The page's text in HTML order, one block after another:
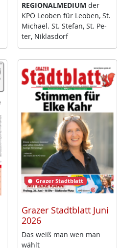
RE­GIO­NAL­ME­DI­UM der
KPÖ Leo­ben für Leo­ben, St.
Mi­cha­el. St. Ste­fan, St. Pe­
ter, Niklas­dorf
Grazer Stadtblatt
Grazer Stadtblatt Juni
2026
Das weiß man wen man
wählt